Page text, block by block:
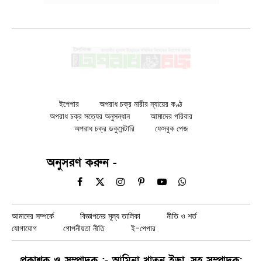
ইপেপার
অপরাধ চক্র নারীর ন্যায়ের কণ্ঠ
অপরাধ চক্র সত্যের অনুসন্ধান
আমাদের পরিবার
অপরাধ চক্র ডকুমেন্টারি
ফেসবুক পেজ
অনুসরণ করুন -
Facebook
X
InstagramPinterestYouTubeWhatsApp
আমাদের সম্পর্কে বিজ্ঞাপনের মূল্য তালিকা
নীতি ও শর্ত
যোগাযোগ
গোপনীয়তা নীতি ই-পেপার